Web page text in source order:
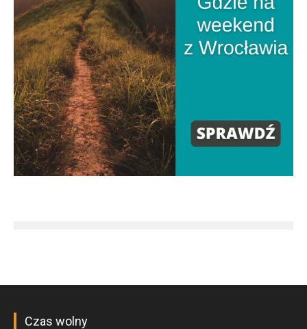
Czas wolny